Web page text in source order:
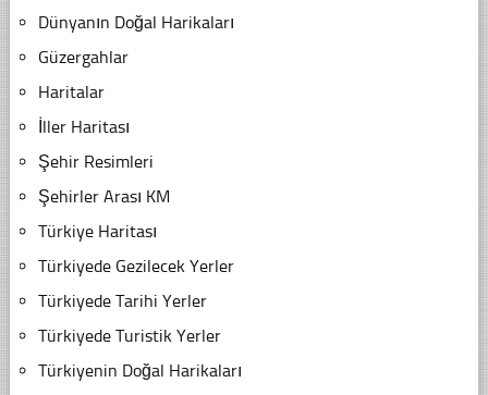
Dünyanın Doğal Harikaları
Güzergahlar
Haritalar
İller Haritası
Şehir Resimleri
Şehirler Arası KM
Türkiye Haritası
Türkiyede Gezilecek Yerler
Türkiyede Tarihi Yerler
Türkiyede Turistik Yerler
Türkiyenin Doğal Harikaları